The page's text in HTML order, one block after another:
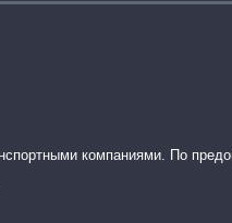
компаниями. По